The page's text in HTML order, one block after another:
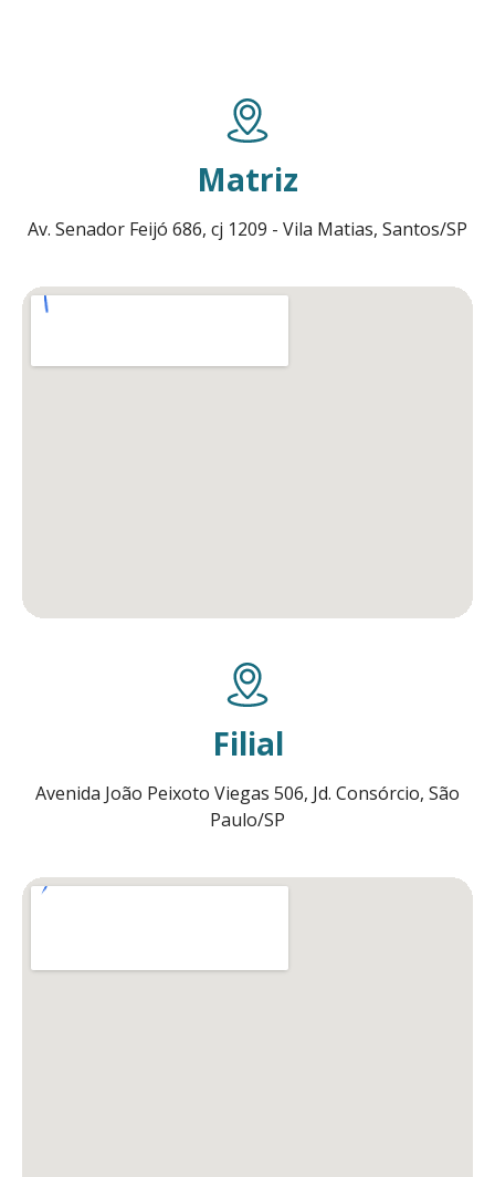
Matriz
Av. Senador Feijó 686, cj 1209 - Vila Matias, Santos/SP
Filial
Avenida João Peixoto Viegas 506, Jd. Consórcio, São
Paulo/SP